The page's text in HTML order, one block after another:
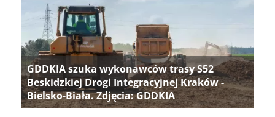
GDDKIA szuka wykonawców trasy S52
Beskidzkiej Drogi Integracyjnej Kraków -
Bielsko-Biała. Zdjęcia: GDDKIA